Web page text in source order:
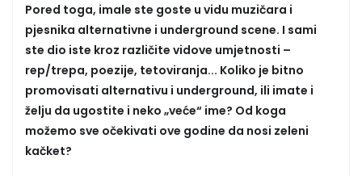
Pored toga, imale ste goste u vidu muzičara i
pjesnika alternativne i underground scene. I sami
ste dio iste kroz različite vidove umjetnosti –
rep/trepa, poezije, tetoviranja... Koliko je bitno
promovisati alternativu i underground, ili imate i
želju da ugostite i neko „veće“ ime? Od koga
možemo sve očekivati ove godine da nosi zeleni
kačket?